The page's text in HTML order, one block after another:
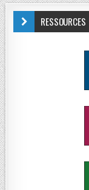
RESSOURCES